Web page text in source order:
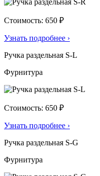
Стоимость: 650 ₽
Узнать подробнее ›
Ручка раздельная S-L
Фурнитура
Стоимость: 650 ₽
Узнать подробнее ›
Ручка раздельная S-G
Фурнитура